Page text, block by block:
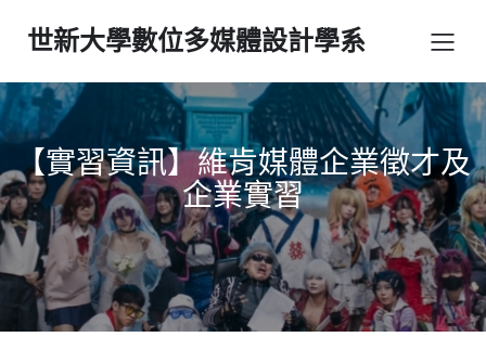
世新大學數位多媒體設計學系
【實習資訊】維肯媒體企業徵才及
企業實習